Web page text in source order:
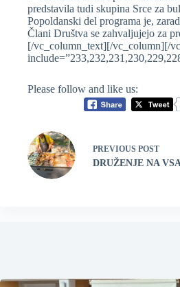
predstavila tudi skupina Srce za
Popoldanski del programa je,
Člani Društva se zahvaljujejo za
[/vc_column_text][/vc_column][/
Please follow and like us:
PREVIOUS POST
DRUŽENJE NA